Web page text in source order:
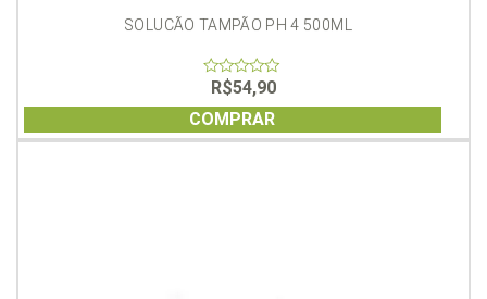
SOLUCÃO TAMPÃO PH 4 500ML
of
5
R$54,90
COMPRAR